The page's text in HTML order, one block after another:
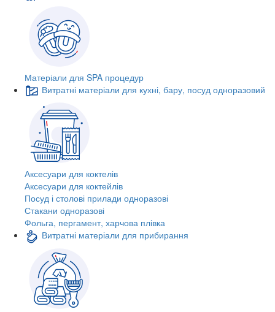
Матеріали для SPA процедур
Витратні матеріали для кухні, бару, посуд одноразовий
Аксесуари для коктелів
Аксесуари для коктейлів
Посуд і столові прилади одноразові
Стакани одноразові
Фольга, пергамент, харчова плівка
Витратні матеріали для прибирання